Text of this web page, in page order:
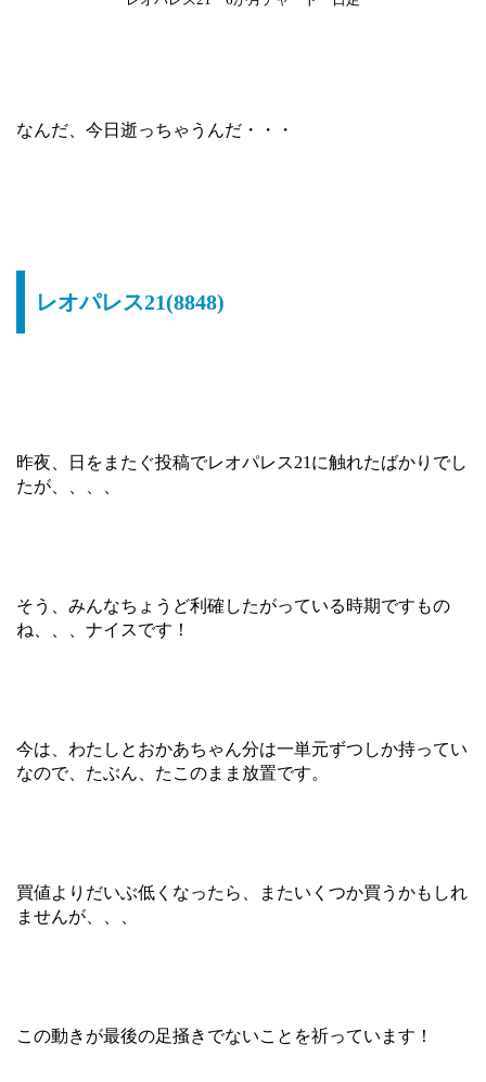
なんだ、今日逝っちゃうんだ・・・
レオパレス21(8848)
昨夜、日をまたぐ投稿でレオパレス21に触れたばかりでし
たが、、、、
そう、みんなちょうど利確したがっている時期ですもの
ね、、、ナイスです！
今は、わたしとおかあちゃん分は一単元ずつしか持ってい
なので、たぶん、たこのまま放置です。
買値よりだいぶ低くなったら、またいくつか買うかもしれ
ませんが、、、
この動きが最後の足掻きでないことを祈っています！